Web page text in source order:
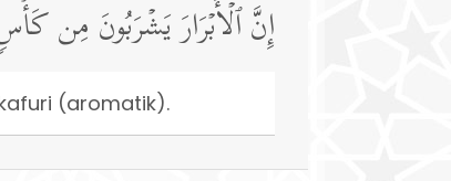
إِنَّ ٱلۡأَبۡرَارَ یَشۡرَبُونَ مِن
(aromatik).